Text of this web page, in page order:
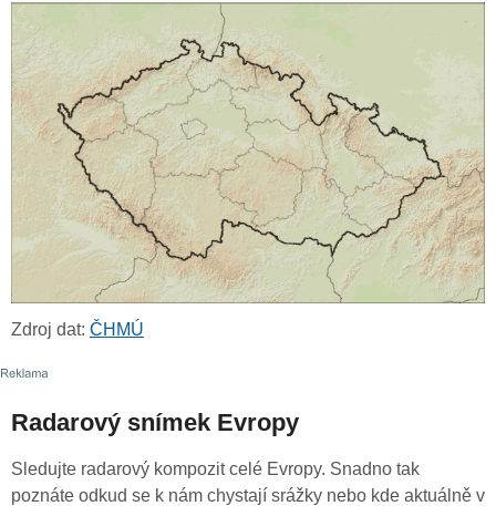
Zdroj dat: ČHMÚ
Radarový snímek Evropy
Sledujte radarový kompozit celé Evropy. Snadno tak
poznáte odkud se k nám chystají srážky nebo kde aktuálně v